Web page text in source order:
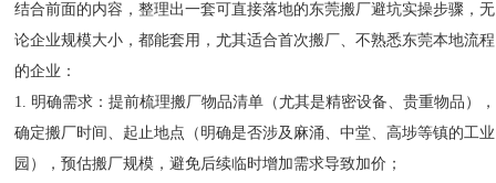
结合前面的内容，整理出一套可直接落地的东莞搬厂避坑实操步骤，无
论企业规模大小，都能套用，尤其适合首次搬厂、不熟悉东莞本地流程
的企业：
1. 明确需求：提前梳理搬厂物品清单（尤其是精密设备、贵重物品），
确定搬厂时间、起止地点（明确是否涉及麻涌、中堂、高埗等镇的工业
园），预估搬厂规模，避免后续临时增加需求导致加价；